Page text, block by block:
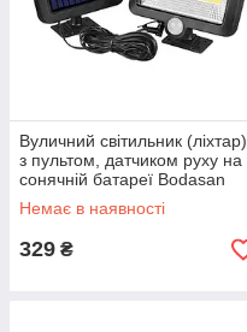
Вуличний світильник (ліхтар)
з пультом, датчиком руху на
сонячній батареї Bodasan
(lswl-01)
Немає в наявності
329 ₴